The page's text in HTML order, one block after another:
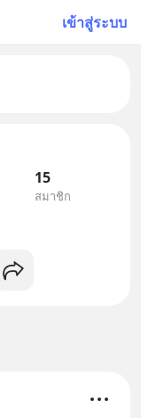
เข้าสู่ระบบ
15
สมาชิก